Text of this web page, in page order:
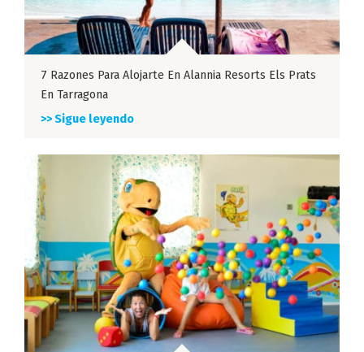
7 Razones Para Alojarte En Alannia Resorts Els Prats
En Tarragona
>> Sigue leyendo